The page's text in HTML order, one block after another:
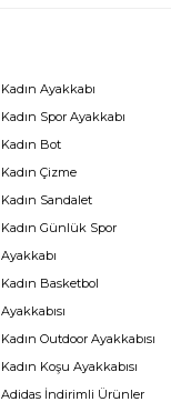
Kadın Ayakkabı
Kadın Spor Ayakkabı
Kadın Bot
Kadın Çizme
Kadın Sandalet
Kadın Günlük Spor
Ayakkabı
Kadın Basketbol
Ayakkabısı
Kadın Outdoor Ayakkabısı
Kadın Koşu Ayakkabısı
Adidas İndirimli Ürünler